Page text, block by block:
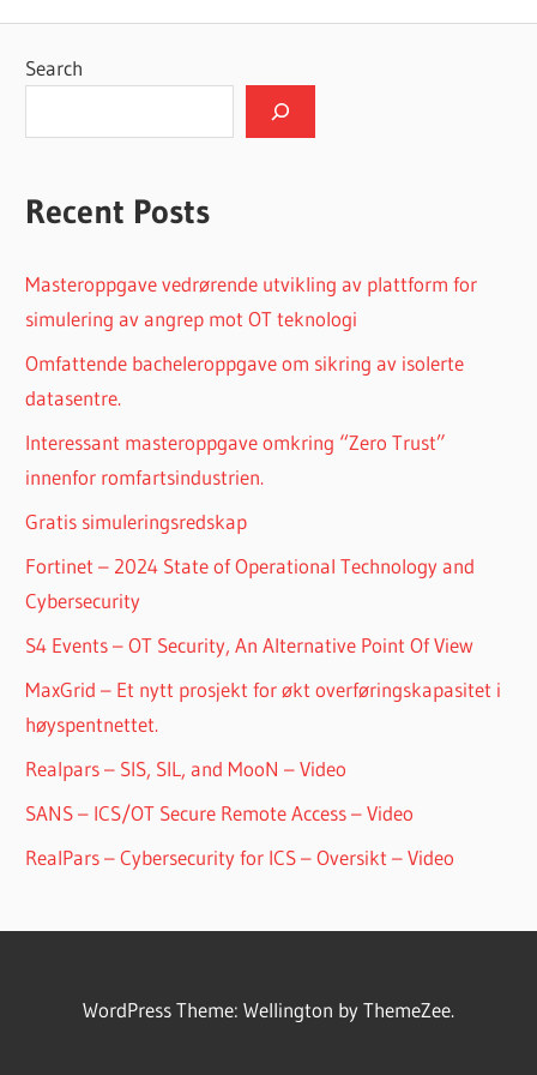
Search
Recent Posts
Masteroppgave vedrørende utvikling av plattform for
simulering av angrep mot OT teknologi
Omfattende bacheleroppgave om sikring av isolerte
datasentre.
Interessant masteroppgave omkring “Zero Trust”
innenfor romfartsindustrien.
Gratis simuleringsredskap
Fortinet – 2024 State of Operational Technology and
Cybersecurity
S4 Events – OT Security, An Alternative Point Of View
MaxGrid – Et nytt prosjekt for økt overføringskapasitet i
høyspentnettet.
Realpars – SIS, SIL, and MooN – Video
SANS – ICS/OT Secure Remote Access – Video
RealPars – Cybersecurity for ICS – Oversikt – Video
WordPress Theme: Wellington by ThemeZee.